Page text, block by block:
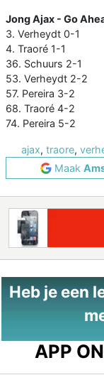
Jong Ajax - Go
3. Verheydt 0-1
4. Traoré 1-1
36. Schuurs 2-1
53. Verheydt 2-2
57. Pereira 3-2
68. Traoré 4-2
74. Pereira 5-2
ajax, traore,
Maak
Heb je een
APP